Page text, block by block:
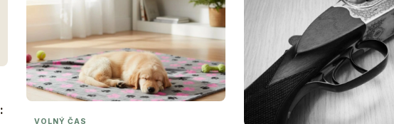
VOLNÝ ČAS